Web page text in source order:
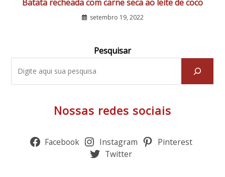
Batata recheada com carne seca ao leite de coco
setembro 19, 2022
Pesquisar
Nossas redes sociais
Facebook Instagram
Pinterest
Twitter